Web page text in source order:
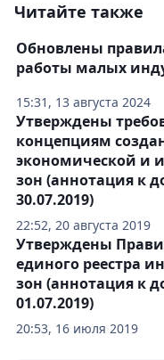
Читайте также
15:31, 13 августа 2024
Обновлены
работы малых
22:52, 20 августа 2019
Утверждены
концепциям
экономической и
зон (аннотация к
30.07.2019)
20:53, 16 июля 2019
Утверждены
единого реестра
зон (аннотация к
01.07.2019)